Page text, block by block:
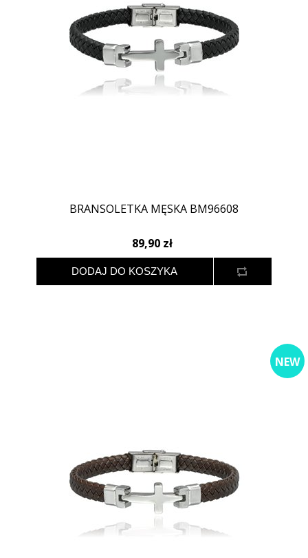
BRANSOLETKA MĘSKA BM96608
89,90 zł
NEW